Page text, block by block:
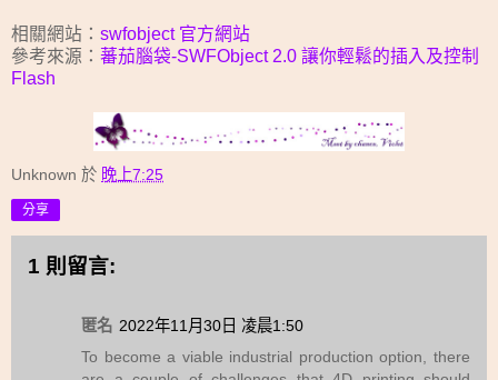
相關網站： swfobject 官方網站
參考來源： 蕃茄腦袋-SWFObject 2.0 讓你輕鬆的插入及控制
Flash
Unknown 於 晚上7:25
分享
1 則留言:
匿名 2022年11月30日 凌晨1:50
To become a viable industrial production option, there